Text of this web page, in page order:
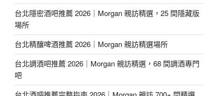
台北隱密酒吧推薦 2026｜Morgan 親訪精選，25 間隱藏版
場所
台北精釀啤酒推薦 2026｜Morgan 親訪精選場所
台北調酒吧推薦 2026｜Morgan 親訪精選，68 間調酒專門
吧